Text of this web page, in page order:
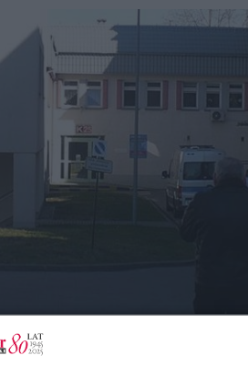
bliskich w stargardzkim szpitalu. Fot.